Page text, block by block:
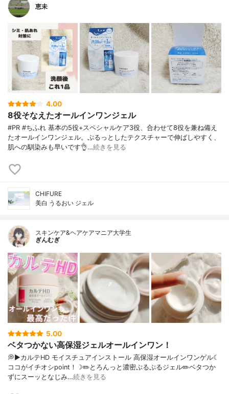
恵未
4.00
8役そなえたオールインワンジェル
#PR #ちふれ 基本の5役+スペシャルケア3役、合わせて8役を兼ね備え
たオールインワンジェル。ぷるっとしたテクスチャーで伸ばしやすく、
肌への馴染みも早いです👌…続きを見る
CHIFURE
美白 うるおい ジェル
スキンケア&ヘアケアマニア大学生
ぎんむぎ
5.00
ベタつかない高保湿ジェルオールインワン！
💭▶️カルテHD モイスチュアインストール 高保湿オールインワンゲル☾
ココがイチオシpoint！☽✏️とろんっと濃密ぷるぷるジェル✏️ベタつか
ずにスーッとなじみ…続きを見る